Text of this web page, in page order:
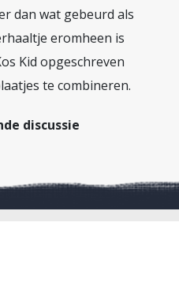
dan wat gebeurd als
eromheen is
Kid opgeschreven
te combineren.
discussie